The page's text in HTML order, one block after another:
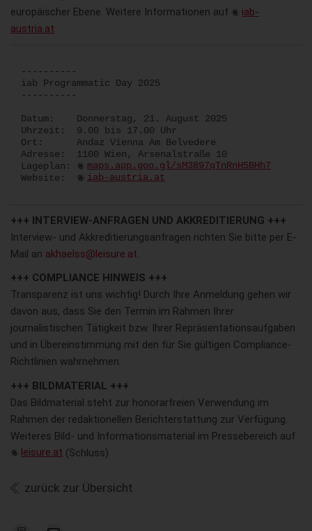
europäischer Ebene. Weitere Informationen auf
iab-
austria.at
----------
iab Programmatic Day 2025
----------
Datum: Donnerstag, 21. August 2025
Uhrzeit: 9.00 bis 17.00 Uhr
Ort: Andaz Vienna Am Belvedere
Adresse: 1100 Wien, Arsenalstraße 10
Lageplan:
maps.app.goo.gl/sM3897qTnRnH5BHh7
Website:
iab-austria.at
+++ INTERVIEW-ANFRAGEN UND AKKREDITIERUNG +++
Interview- und Akkreditierungsanfragen richten Sie bitte per E-
Mail an akhaelss@leisure.at.
+++ COMPLIANCE HINWEIS +++
Transparenz ist uns wichtig! Durch Ihre Anmeldung gehen wir
davon aus, dass Sie den Termin im Rahmen Ihrer
journalistischen Tätigkeit bzw. Ihrer Repräsentationsaufgaben
und in Übereinstimmung mit den für Sie gültigen Compliance-
Richtlinien wahrnehmen.
+++ BILDMATERIAL +++
Das Bildmaterial steht zur honorarfreien Verwendung im
Rahmen der redaktionellen Berichterstattung zur Verfügung.
Weiteres Bild- und Informationsmaterial im Pressebereich auf
leisure.at (Schluss)
zurück zur Übersicht